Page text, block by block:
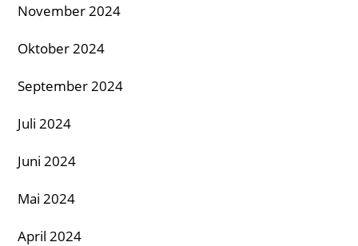
November 2024
Oktober 2024
September 2024
Juli 2024
Juni 2024
Mai 2024
April 2024